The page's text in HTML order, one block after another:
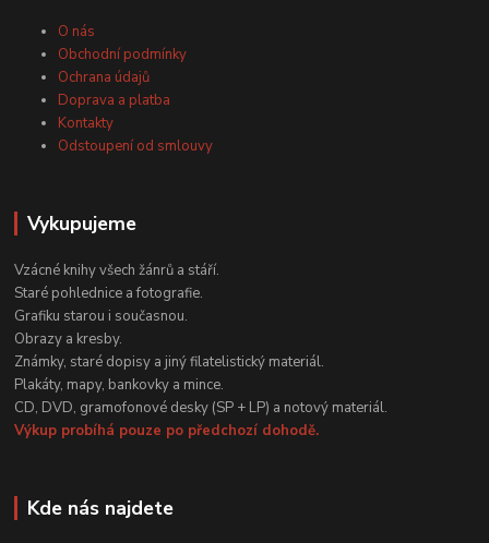
O nás
Obchodní podmínky
Ochrana údajů
Doprava a platba
Kontakty
Odstoupení od smlouvy
Vykupujeme
Vzácné knihy všech žánrů a stáří.
Staré pohlednice a fotografie.
Grafiku starou i současnou.
Obrazy a kresby.
Známky, staré dopisy a jiný filatelistický materiál.
Plakáty, mapy, bankovky a mince.
CD, DVD, gramofonové desky (SP + LP) a notový materiál.
Výkup probíhá pouze po předchozí dohodě.
Kde nás najdete